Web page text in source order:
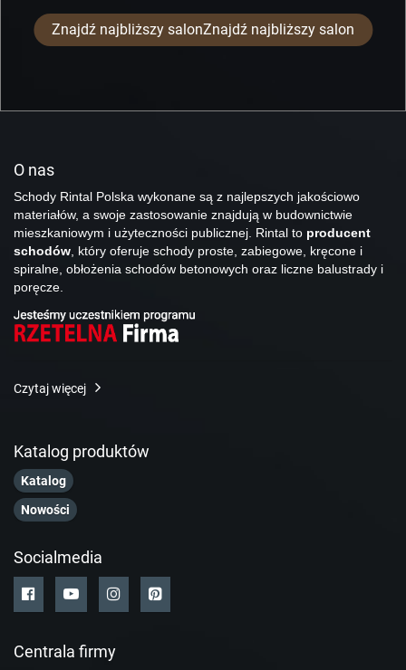
Znajdź najbliższy salonZnajdź najbliższy salon
O nas
Schody Rintal Polska wykonane są z najlepszych jakościowo
materiałów, a swoje zastosowanie znajdują w budownictwie
mieszkaniowym i użyteczności publicznej. Rintal to producent
schodów , który oferuje schody proste, zabiegowe, kręcone i
spiralne, obłożenia schodów betonowych oraz liczne balustrady i
poręcze.
Czytaj więcej
Katalog produktów
Katalog
Nowości
Socialmedia
Centrala firmy